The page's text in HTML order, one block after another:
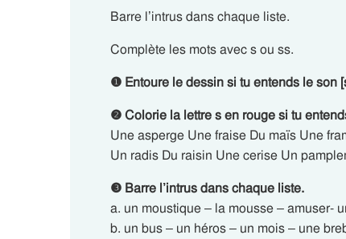
Barre l’intrus dans chaque liste.
Complète les mots avec s ou ss.
❶ Entoure le dessin si tu entends le son
❷ Colorie la lettre s en rouge si tu
Une asperge Une fraise Du maïs Une
Un radis Du raisin Une cerise Un
❸ Barre l’intrus dans chaque liste.
a. un moustique – la mousse – amuser-
b. un bus – un héros – un mois – une